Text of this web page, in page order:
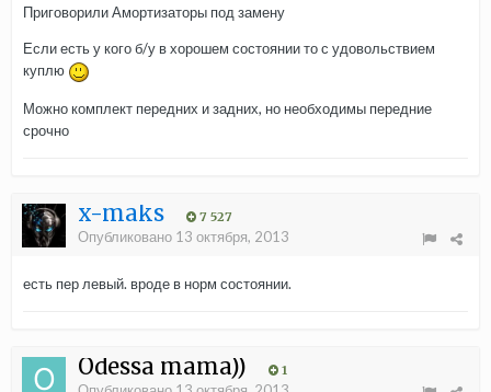
Приговорили Амортизаторы под замену
Если есть у кого б/у в хорошем состоянии то с удовольствием
куплю
Можно комплект передних и задних, но необходимы передние
срочно
x-maks 7 527
Опубликовано 13 октября, 2013
есть пер левый. вроде в норм состоянии.
Odessa mama)) 1